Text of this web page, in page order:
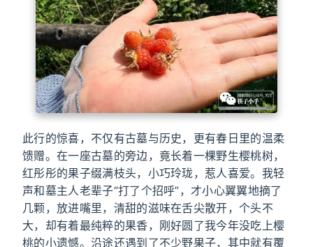
此行的惊喜，不仅有古墓与历史，更有春日里的温柔
馈赠。在一座古墓的旁边，竟长着一棵野生樱桃树，
红彤彤的果子缀满枝头，小巧玲珑，惹人喜爱。我轻
声和墓主人老辈子“打了个招呼”，才小心翼翼地摘了
几颗，放进嘴里，清甜的滋味在舌尖散开，个头不
大，却有着最纯粹的果香，刚好圆了我今年没吃上樱
桃的小遗憾。沿途还遇到了不少野果子，其中就有覆